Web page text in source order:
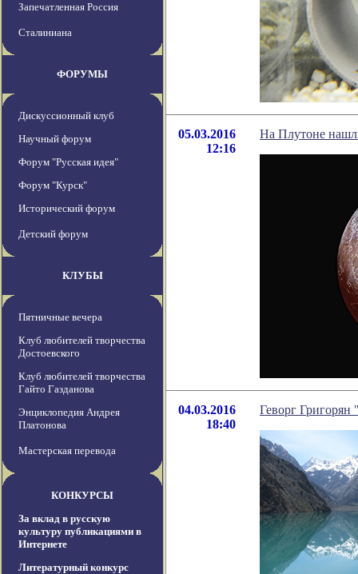
Запечатленная Россия
Сталиниана
ФОРУМЫ
Дискуссионный клуб
Научный форум
Форум "Русская идея"
Форум "Курск"
Исторический форум
Детский форум
КЛУБЫ
Пятничные вечера
Клуб любителей творчества
Достоевского
Клуб любителей творчества
Гайто Газданова
Энциклопедия Андрея
Платонова
Мастерская перевода
КОНКУРСЫ
За вклад в русскую
культуру публикациями в
Интернете
Литературный конкурс
05.03.2016
12:16
На Плутоне
04.03.2016
18:40
Геворг